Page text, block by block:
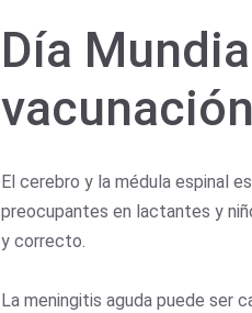
Día
El cerebro y la médula espinal
preocupantes en lactantes y
y correcto.
La meningitis aguda puede ser